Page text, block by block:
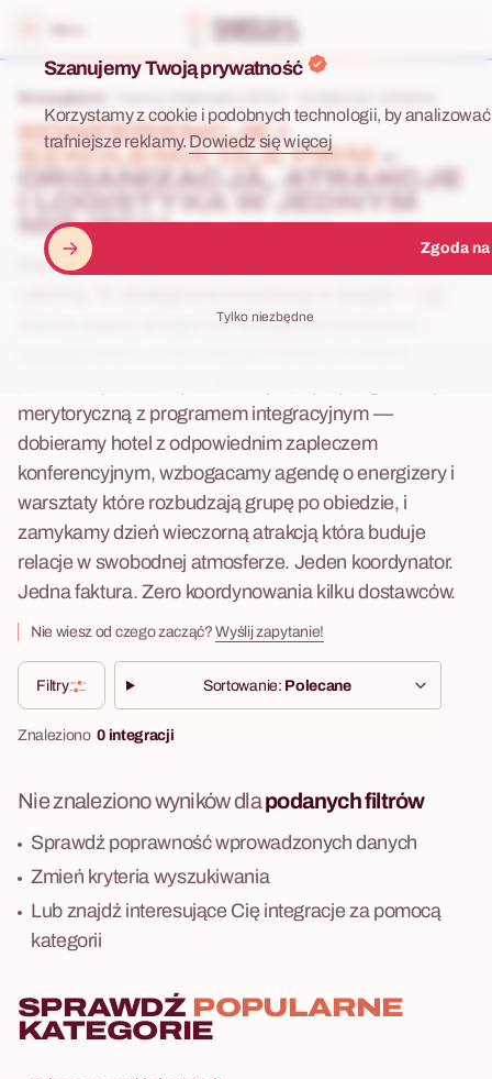
Szanujemy Twoją prywatność
Korzystamy z cookie i podobnych technologii, by
trafniejsze reklamy.Dowiedz się więcej
Tylko niezbędne
Zgoda
KONFERENCJE I
SZKOLENIA DLA FIRM
ORGANIZACJA, ATRAKCJE
I LOGISTYKA W JEDNYM
MIEJSCU
Konferencja lub szkolenie to nie tylko sala, projektor i
sukces zależy od tego czy uczestnicy wychodzą
merytoryczną z programem integracyjnym —
dobieramy hotel z odpowiednim zapleczem
konferencyjnym, wzbogacamy agendę o energizery i
warsztaty które rozbudzają grupę po obiedzie, i
zamykamy dzień wieczorną atrakcją która buduje
relacje w swobodnej atmosferze. Jeden koordynator.
Jedna faktura. Zero koordynowania kilku dostawców.
Nie wiesz od czego zacząć?Wyślij zapytanie!
Filtry Sortowanie: Polecane
Znaleziono0 integracji
Nie znaleziono wyników dlapodanych filtrów
Sprawdź poprawność wprowadzonych danych
Zmień kryteria wyszukiwania
Lub znajdź interesujące Cię integracje za pomocą
kategorii
SPRAWDŹ POPULARNE
KATEGORIE